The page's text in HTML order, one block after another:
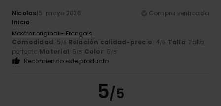
Nicolas16. mayo 2026
Compra verificada
Inicio
Mostrar original - Français
Comodidad: 5/5 Relación calidad-precio: 4/5 Talla: Talla
perfecta Material: 5/5 Color: 5 /5
Recomiendo este producto
5/5